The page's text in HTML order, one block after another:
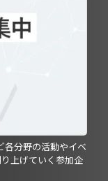
各分野の活動やイベ
上げていく参加企